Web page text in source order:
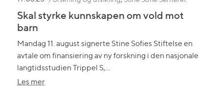
Skal styrke kunnskapen om vold mot
barn
Mandag 11. august signerte Stine Sofies Stiftelse en
avtale om finansiering av ny forskning i den nasjonale
langtidsstudien Trippel S,…
Les merom